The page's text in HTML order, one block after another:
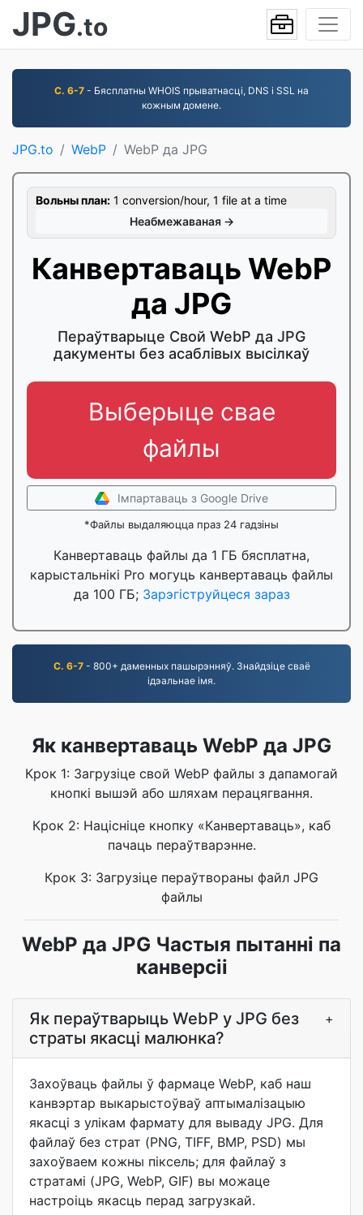
JPG.to
С. 6-7 - Бясплатны WHOIS прыватнасці, DNS і SSL на
кожным домене.
JPG.to WebP WebP да JPG
Вольны план: 1 conversion/hour, 1 file at a time
Неабмежаваная →
Канвертаваць WebP
да JPG
Пераўтварыце Свой WebP да JPG
дакументы без асаблівых высілкаў
Выберыце свае
файлы
Імпартаваць з Google Drive
*Файлы выдаляюцца праз 24 гадзіны
Канвертаваць файлы да 1 ГБ бясплатна,
карыстальнікі Pro могуць канвертаваць файлы
да 100 ГБ; Зарэгіструйцеся зараз
С. 6-7- 800+ даменных пашырэнняў. Знайдзіце сваё
ідэальнае імя.
Як канвертаваць WebP да JPG
Крок 1: Загрузіце свой WebP файлы з дапамогай
кнопкі вышэй або шляхам перацягвання.
Крок 2: Націсніце кнопку «Канвертаваць», каб
пачаць пераўтварэнне.
Крок 3: Загрузіце пераўтвораны файл JPG
файлы
WebP да JPG Частыя пытанні па
канверсіі
Як пераўтварыць WebP у JPG без
страты якасці малюнка?
+
Захоўваць файлы ў фармаце WebP, каб наш
канвэртар выкарыстоўваў аптымалізацыю
якасці з улікам фармату для вываду JPG. Для
файлаў без страт (PNG, TIFF, BMP, PSD) мы
захоўваем кожны піксель; для файлаў з
стратамі (JPG, WebP, GIF) вы можаце
настроіць якасць перад загрузкай.